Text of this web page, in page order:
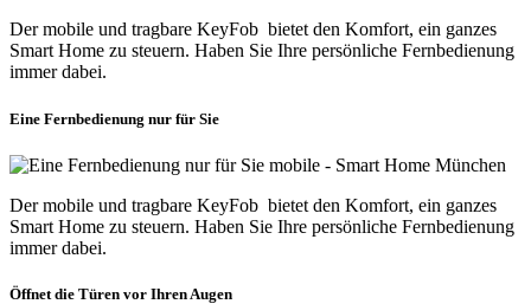
Der mobile und tragbare KeyFob bietet den Komfort, ein ganzes
Smart Home zu steuern. Haben Sie Ihre persönliche Fernbedienung
immer dabei.
Eine Fernbedienung nur für Sie
Der mobile und tragbare KeyFob bietet den Komfort, ein ganzes
Smart Home zu steuern. Haben Sie Ihre persönliche Fernbedienung
immer dabei.
Öffnet die Türen vor Ihren Augen